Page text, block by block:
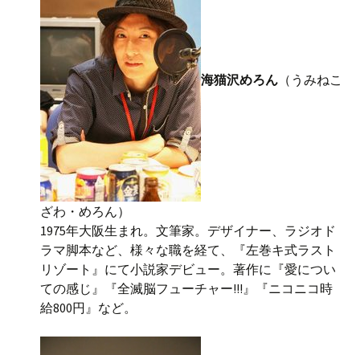
海猫沢めろん （うみねこ
ざわ・めろん）
1975年大阪生まれ。文筆家。デザイナー、ラジオド
ラマ脚本など、様々な職を経て、『左巻キ式ラスト
リゾート』にて小説家デビュー。著作に『愛につい
ての感じ』『全滅脳フューチャー!!!』『ニコニコ時
給800円』など。